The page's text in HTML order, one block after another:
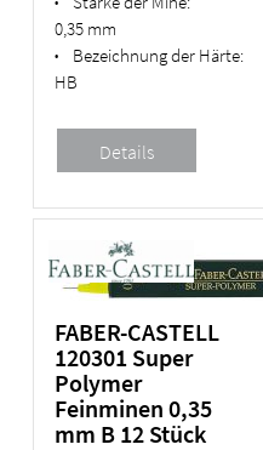
0,35 mm
•
Bezeichnung der Härte:
HB
FABER-CASTELL
120301 Super
Polymer
Feinminen 0,35
mm B 12 Stück